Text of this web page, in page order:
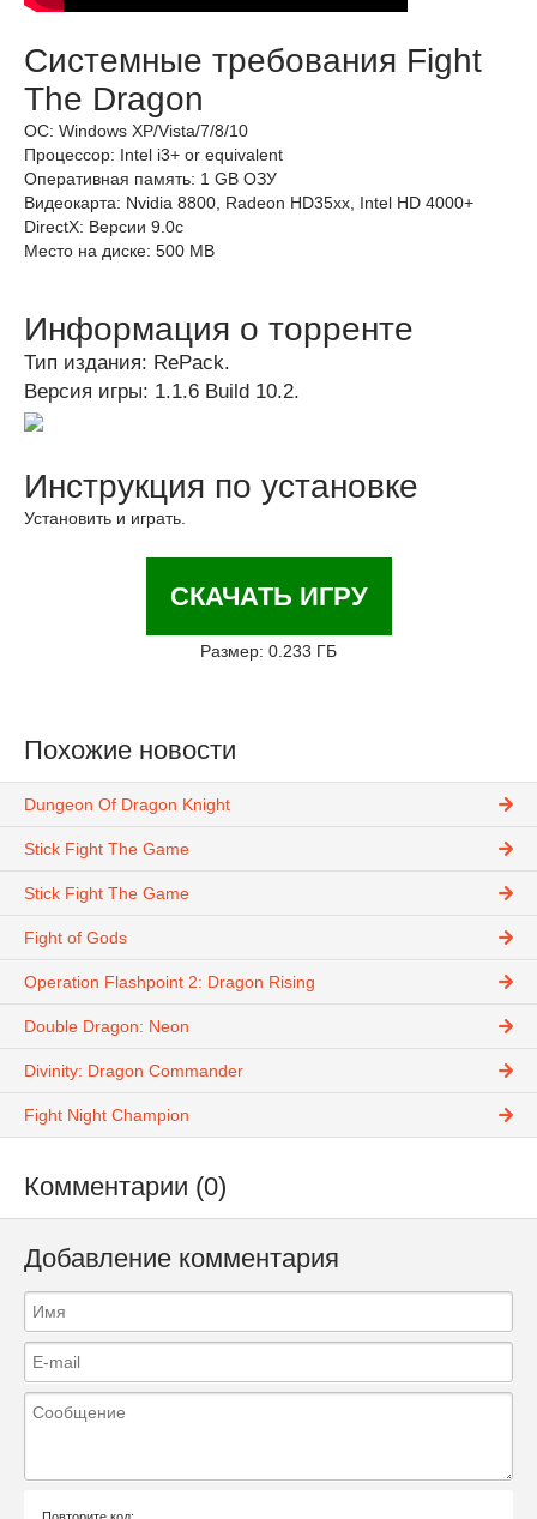
Системные требования Fight
The Dragon
ОС: Windows XP/Vista/7/8/10
Процессор: Intel i3+ or equivalent
Оперативная память: 1 GB ОЗУ
Видеокарта: Nvidia 8800, Radeon HD35xx, Intel HD 4000+
DirectX: Версии 9.0c
Место на диске: 500 MB
Информация о торренте
Тип издания: RePack.
Версия игры: 1.1.6 Build 10.2.
Инструкция по установке
Установить и играть.
СКАЧАТЬ ИГРУ
Размер: 0.233 ГБ
Похожие новости
Dungeon Of Dragon Knight
Stick Fight The Game
Stick Fight The Game
Fight of Gods
Operation Flashpoint 2: Dragon Rising
Double Dragon: Neon
Divinity: Dragon Commander
Fight Night Champion
Комментарии (0)
Добавление комментария
Повторите код: